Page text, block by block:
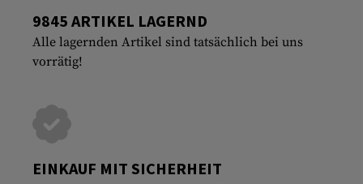
9845 ARTIKEL LAGERND
Alle lagernden Artikel sind tatsächlich bei uns
vorrätig!
EINKAUF MIT SICHERHEIT